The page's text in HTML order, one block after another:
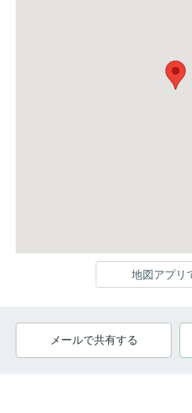
地図アプリ
メールで共有する